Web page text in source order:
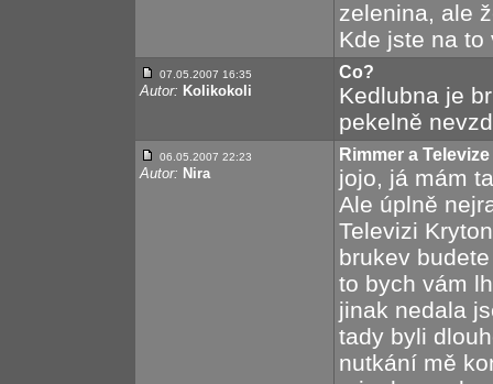
zelenina, ale
Kde jste na
07.05.2007 16:35
Autor: Kolikokoli
Co?
Kedlubna je
pekelně
06.05.2007 22:23
Autor: Nira
Rimmer a
jojo, já mám
Ale úplně
Televizi
brukev
to bych vám
jinak nedala
tady byli
nutkání mě